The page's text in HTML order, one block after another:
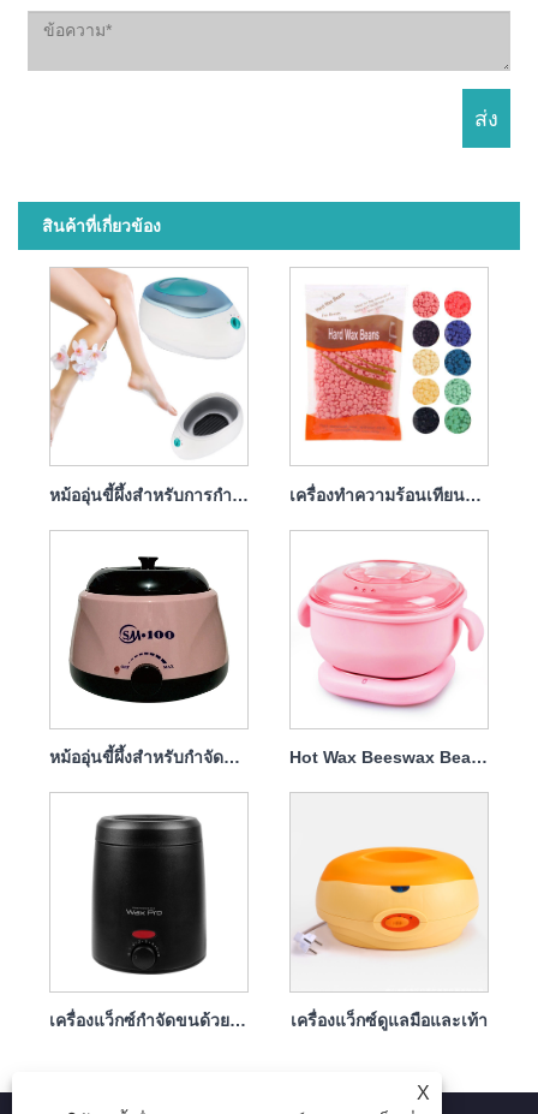
สินค้าที่เกี่ยวข้อง
หม้ออุ่นขี้ผึ้งสำหรับกำจัดขนซิลิกาเจล Hot Wax Beeswax Bean Set เครื่องละลายขี้ผึ้งซิลิโคน
เครื่องแว็กซ์กำจัดขนด้วยขี้ผึ้งแข็ง เครื่องแว็กซ์ดูแลมือและเท้า
X